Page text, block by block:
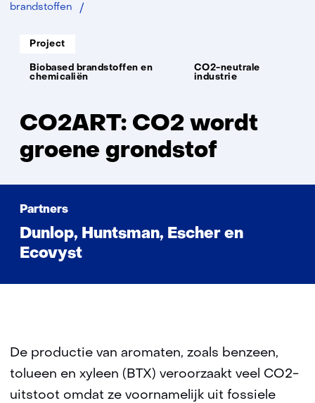
brandstoffen
Soort
project:
Project
Thema:
Biobased brandstoffen en
chemicaliën
CO2-neutrale
industrie
CO2ART: CO2 wordt
groene grondstof
Partners
Dunlop, Huntsman, Escher en
Ecovyst
De productie van aromaten, zoals benzeen,
tolueen en xyleen (BTX) veroorzaakt veel CO2-
uitstoot omdat ze voornamelijk uit fossiele